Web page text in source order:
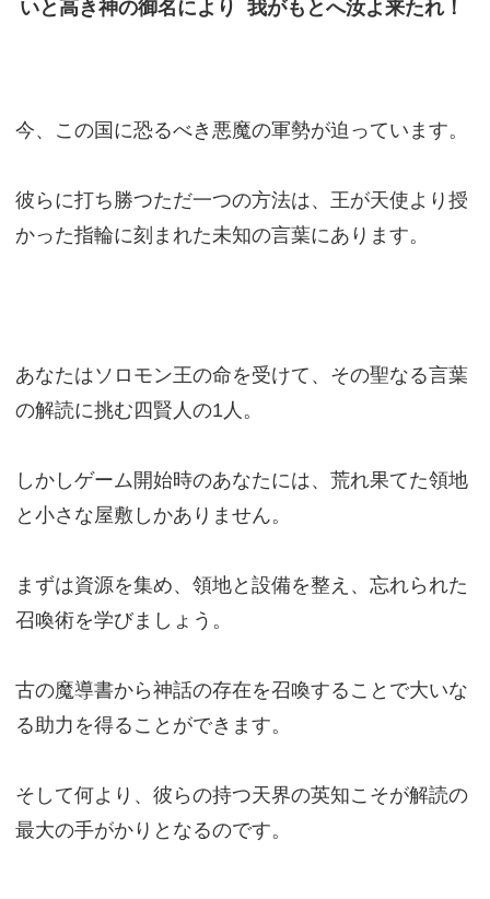
いと高き神の御名により 我がもとへ汝よ来たれ！
今、この国に恐るべき悪魔の軍勢が迫っています。
彼らに打ち勝つただ一つの方法は、王が天使より授
かった指輪に刻まれた未知の言葉にあります。
あなたはソロモン王の命を受けて、その聖なる言葉
の解読に挑む四賢人の1人。
しかしゲーム開始時のあなたには、荒れ果てた領地
と小さな屋敷しかありません。
まずは資源を集め、領地と設備を整え、忘れられた
召喚術を学びましょう。
古の魔導書から神話の存在を召喚することで大いな
る助力を得ることができます。
そして何より、彼らの持つ天界の英知こそが解読の
最大の手がかりとなるのです。